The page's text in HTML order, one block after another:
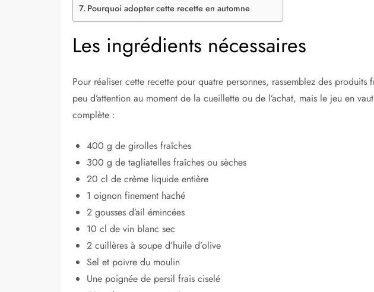
Pourquoi adopter cette recette en automne
Les ingrédients nécessaires
Pour réaliser cette recette pour quatre personnes, rassemblez des produits
peu d’attention au moment de la cueillette ou de l’achat, mais le jeu en
complète :
400 g de girolles fraîches
300 g de tagliatelles fraîches ou sèches
20 cl de crème liquide entière
1 oignon finement haché
2 gousses d’ail émincées
10 cl de vin blanc sec
2 cuillères à soupe d’huile d’olive
Sel et poivre du moulin
Une poignée de persil frais ciselé